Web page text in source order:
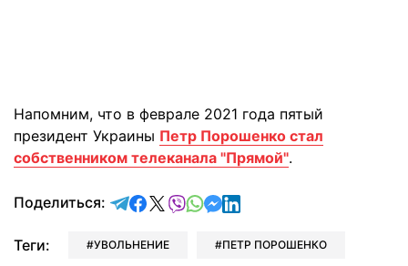
Напомним, что в феврале 2021 года пятый
президент Украины Петр Порошенко стал
собственником телеканала "Прямой".
Поделиться: отправить в Telegram
поделиться в Facebook
поделиться в X
отправить в Viber
отправить в Whatsapp
отправить в Messenger
отправить в LinkedIn
Теги: УВОЛЬНЕНИЕ ПЕТР ПОРОШЕНКО